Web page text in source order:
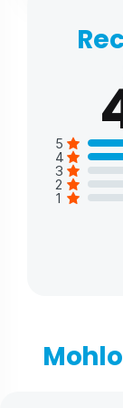
5
4
3
2
1